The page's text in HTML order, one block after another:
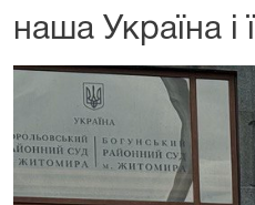
наша Україна і